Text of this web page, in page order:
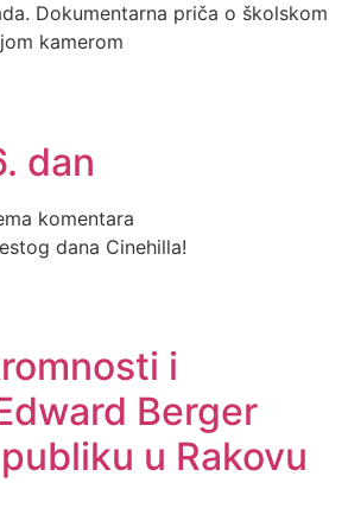
Dokumentarna priča o školskom
kamerom
dan
komentara
dana Cinehilla!
i
Berger
u Rakovu